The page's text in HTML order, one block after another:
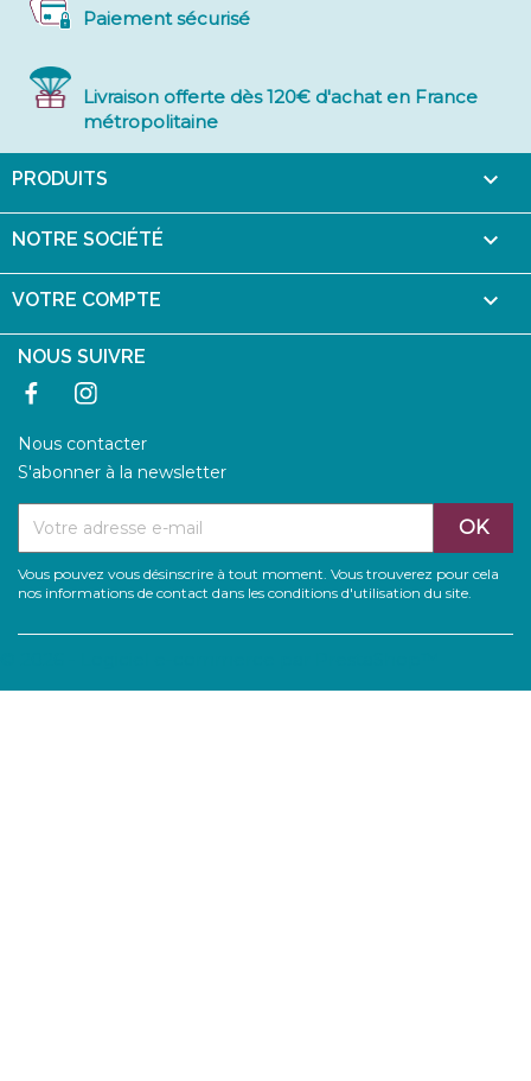
Paiement sécurisé
Livraison offerte dès 120€ d'achat en France
métropolitaine
PRODUITS 
NOTRE SOCIÉTÉ 
VOTRE COMPTE 
NOUS SUIVRE
Facebook
Nous contacter
S'abonner à la newsletter
Vous pouvez vous désinscrire à tout moment. Vous trouverez pour cela
nos informations de contact dans les conditions d'utilisation du site.